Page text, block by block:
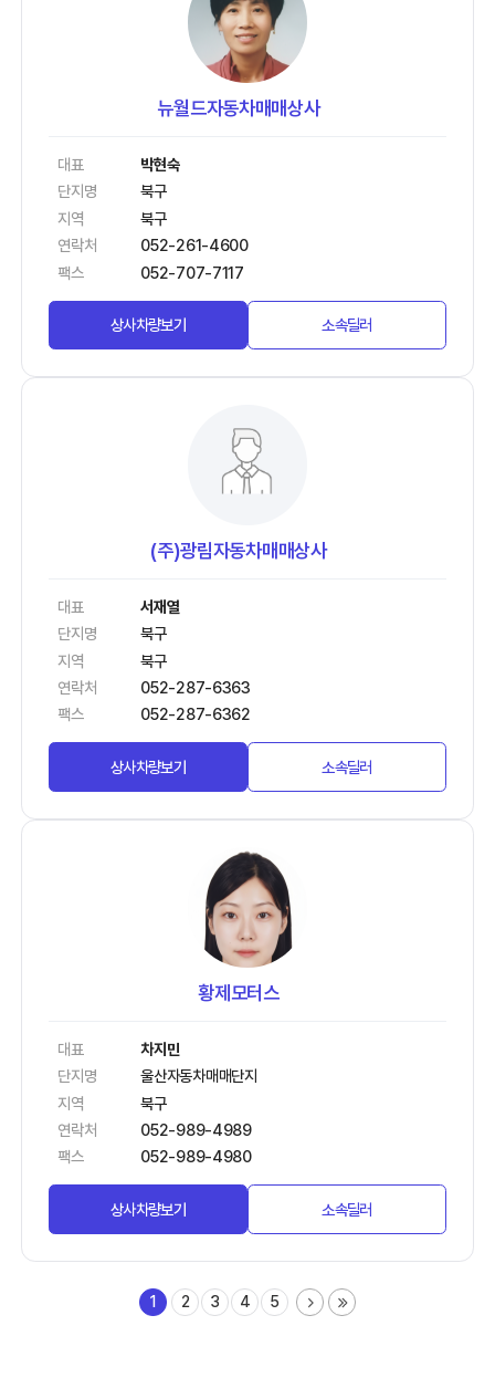
뉴월드자동차매매상사
대표
박현숙
단지명
북구
지역
북구
연락처
052-261-4600
팩스
052-707-7117
상사차량보기 소속딜러
(주)광림자동차매매상사
대표
서재열
단지명
북구
지역
북구
연락처
052-287-6363
팩스
052-287-6362
상사차량보기 소속딜러
황제모터스
대표
차지민
단지명
울산자동차매매단지
지역
북구
연락처
052-989-4989
팩스
052-989-4980
상사차량보기 소속딜러
1 2 3 4 5